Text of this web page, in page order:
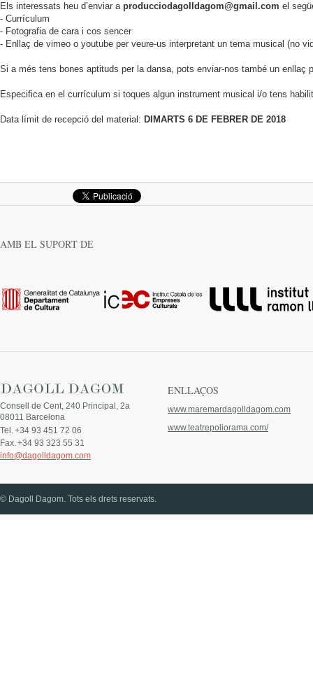
Els interessats heu d’enviar a producciodagolldagom@gmail.com el
- Currículum
- Fotografia de cara i cos sencer
- Enllaç de vimeo o youtube per veure-us interpretant un tema musical (no
Si a més tens bones aptituds per la dansa, pots enviar-nos també un enllaç
Especifica en el currículum si toques algun instrument musical i/o tens
Data límit de recepció del material: DIMARTS 6 DE FEBRER DE 2018
AMB EL SUPORT DE
Consell de Cent, 240 Principal, 2a
08011 Barcelona
Tel. +34 93 451 72 06
Fax. +34 93 323 55 31
info@dagolldagom.com
ENLLAÇOS
www.maremardagolldagom.com
www.teatrepoliorama.com/
© Dagoll Dagom. Tots els drets reservats.